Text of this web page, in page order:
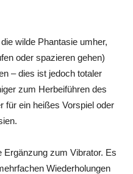
wilde Phantasie umher,
oder spazieren gehen)
– dies ist jedoch totaler
zum Herbeiführen des
für ein heißes Vorspiel oder
Ergänzung zum Vibrator. Es
Wiederholungen